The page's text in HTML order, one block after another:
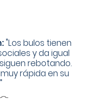
"Los bulos tienen
y da igual
rebotando.
rápida en su
"